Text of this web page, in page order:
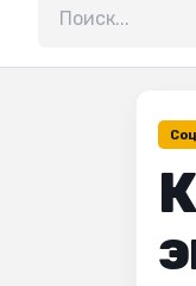
Поиск по сайту